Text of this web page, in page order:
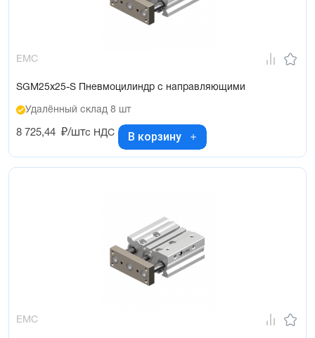
EMC
SGM25x25-S Пневмоцилиндр с направляющими
Удалённый склад 8 шт
8 725,44 ₽/штс НДС В корзину
EMC